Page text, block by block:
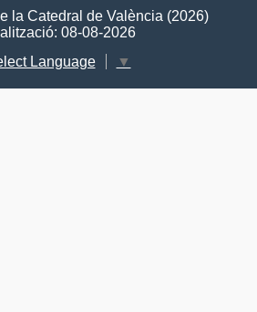
la Catedral de València (2026)
08-08-2026
Language
▼